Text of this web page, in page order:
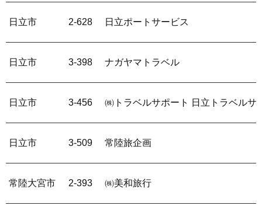
日立市 2-628 日立ポートサービス
日立市 3-398 ナガヤマトラベル
日立市 3-456 ㈱トラベルサポート 日立トラベルサ
日立市 3-509 常陸旅企画
常陸大宮市 2-393 ㈱美和旅行